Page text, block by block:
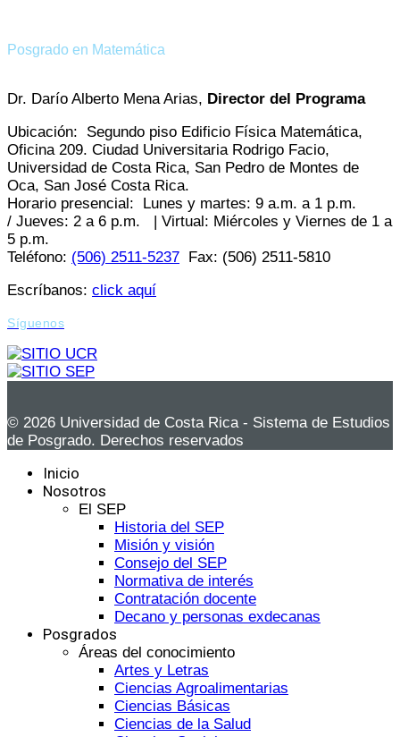
Posgrado en Matemática
Dr. Darío Alberto Mena Arias, Director del Programa
Ubicación: Segundo piso Edificio Física Matemática,
Oficina 209. Ciudad Universitaria Rodrigo Facio,
Universidad de Costa Rica, San Pedro de Montes de
Oca, San José Costa Rica.
Horario presencial: Lunes y martes: 9 a.m. a 1 p.m.
/ Jueves: 2 a 6 p.m. | Virtual: Miércoles y Viernes de 1 a
5 p.m.
Teléfono: (506) 2511-5237 Fax: (506) 2511-5810
Escríbanos: click aquí
Síguenos
© 2026 Universidad de Costa Rica - Sistema de Estudios
de Posgrado. Derechos reservados
Inicio
Nosotros
El SEP
Historia del SEP
Misión y visión
Consejo del SEP
Normativa de interés
Contratación docente
Decano y personas exdecanas
Posgrados
Áreas del conocimiento
Artes y Letras
Ciencias Agroalimentarias
Ciencias Básicas
Ciencias de la Salud